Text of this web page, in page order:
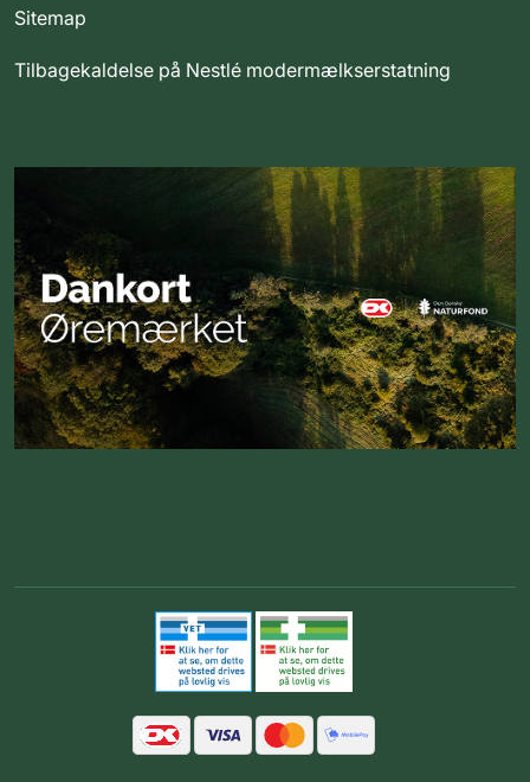
Sitemap
Tilbagekaldelse på Nestlé modermælkserstatning